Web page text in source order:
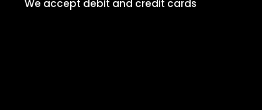
We accept debit and credit cards